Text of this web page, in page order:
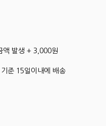
액 발생 + 3,000원
준 15일이내에 배송